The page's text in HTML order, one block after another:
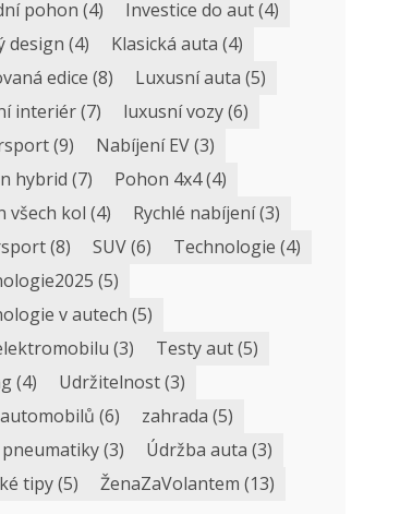
pohon (4) Investice do aut(4)
design (4) Klasická auta (4)
edice (8) Luxusní auta (5)
interiér(7) luxusní vozy(6)
(9) Nabíjení EV(3)
hybrid (7) Pohon 4x4(4)
všech kol (4) Rychlé nabíjení(3)
(8) SUV(6) Technologie (4)
(5)
v autech (5)
(3) Testy aut(5)
(4) Udržitelnost(3)
(6) zahrada (5)
(3) Údržba auta (3)
tipy(5) ŽenaZaVolantem (13)